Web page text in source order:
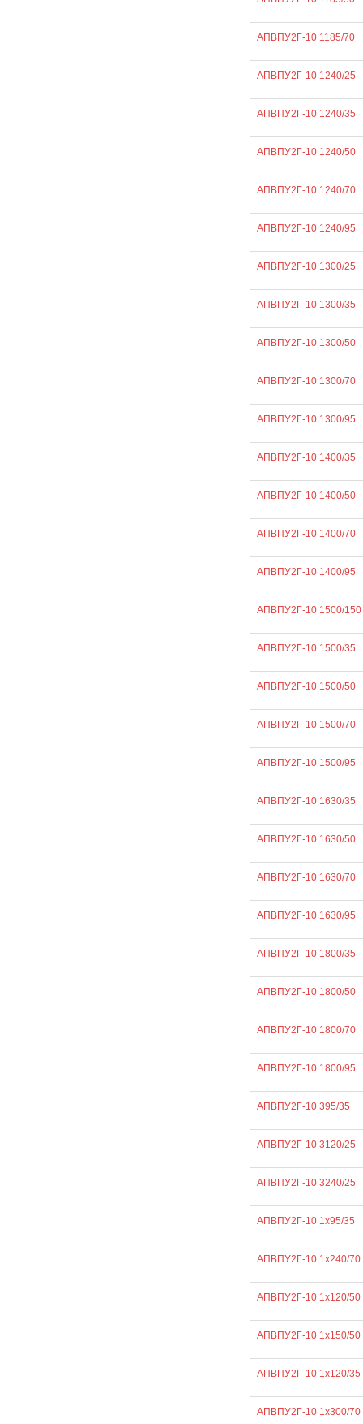
АПВПУ2Г-10 1185/70
АПВПУ2Г-10 1240/25
АПВПУ2Г-10 1240/35
АПВПУ2Г-10 1240/50
АПВПУ2Г-10 1240/70
АПВПУ2Г-10 1240/95
АПВПУ2Г-10 1300/25
АПВПУ2Г-10 1300/35
АПВПУ2Г-10 1300/50
АПВПУ2Г-10 1300/70
АПВПУ2Г-10 1300/95
АПВПУ2Г-10 1400/35
АПВПУ2Г-10 1400/50
АПВПУ2Г-10 1400/70
АПВПУ2Г-10 1400/95
АПВПУ2Г-10 1500/150
АПВПУ2Г-10 1500/35
АПВПУ2Г-10 1500/50
АПВПУ2Г-10 1500/70
АПВПУ2Г-10 1500/95
АПВПУ2Г-10 1630/35
АПВПУ2Г-10 1630/50
АПВПУ2Г-10 1630/70
АПВПУ2Г-10 1630/95
АПВПУ2Г-10 1800/35
АПВПУ2Г-10 1800/50
АПВПУ2Г-10 1800/70
АПВПУ2Г-10 1800/95
АПВПУ2Г-10 395/35
АПВПУ2Г-10 3120/25
АПВПУ2Г-10 3240/25
АПВПУ2Г-10 1х95/35
АПВПУ2Г-10 1х240/70
АПВПУ2Г-10 1х120/50
АПВПУ2Г-10 1х150/50
АПВПУ2Г-10 1х120/35
АПВПУ2Г-10 1х300/70